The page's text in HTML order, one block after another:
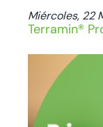
Miércoles, 22
Terramin®